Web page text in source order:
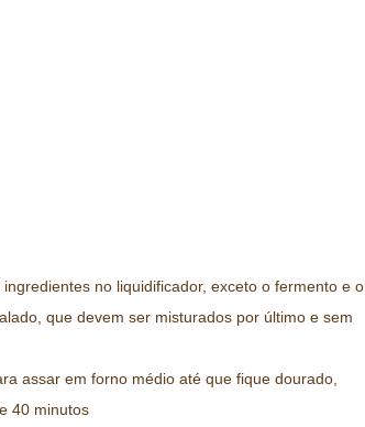
ingredientes no liquidificador, exceto o fermento e o
que devem ser misturados por último e sem
assar em forno médio até que fique dourado,
40 minutos